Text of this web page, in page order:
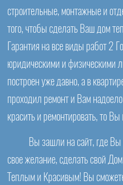
строительные, монтажные и
того, чтобы сделать Ваш дом
Гарантия на все виды работ 2
юридическими и физическими
построен уже давно, а в
проходил ремонт и Вам
красить и ремонтировать, то
Вы зашли на сайт, где Вы
свое желание, сделать свой
Теплым и Красивым! Вы